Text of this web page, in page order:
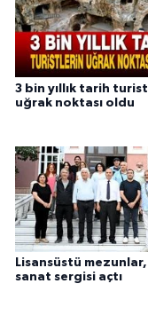
3 bin yıllık tarih
uğrak noktası oldu
Lisansüstü
sanat sergisi açtı